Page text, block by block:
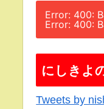
Error: 400:
Error: 400:
にしきよ
Tweets by